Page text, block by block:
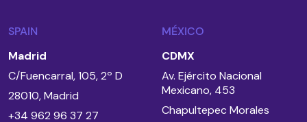
SPAIN
Madrid
C/Fuencarral, 105, 2º D
28010, Madrid
+34 962 96 37 27
MÉXICO
CDMX
Av. Ejército Nacional
Mexicano, 453
Chapultepec Morales